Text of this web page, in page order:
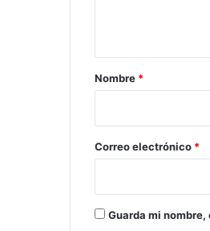
r
*
Nombre *
Correo electrónico *
Guarda mi